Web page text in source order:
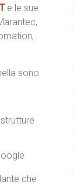
e le sue
sono
che